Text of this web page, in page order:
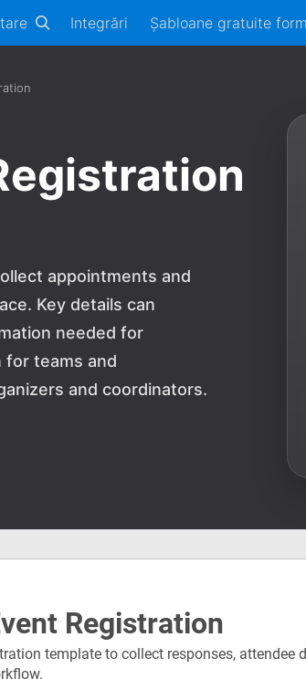
Integrări Șabloane gratuite
appointments and
Key details can
needed for
for teams and
and coordinators.